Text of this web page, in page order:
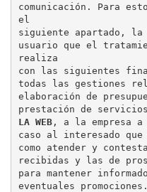
comunicación. Para
el
siguiente apartado,
usuario que el
realiza
con las siguientes
todas las gestiones
elaboración de
prestación de
LA WEB, a la empresa a
caso al interesado
como atender y
recibidas y las de
para mantener
eventuales promociones.